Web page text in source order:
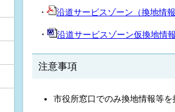
・ 沿道サービスゾーン（換地情
・ 沿道サービスゾーン仮換地情
注意事項
市役所窓口でのみ換地情報等を